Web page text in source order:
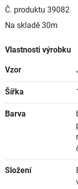
Č. produktu 39082
Na skladě 30m
Vlastnosti výrobku
Vzor
Šířka
Barva
Složení